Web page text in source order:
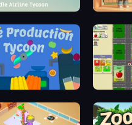
Idle Airline Tycoon
Juice Production Tycoon